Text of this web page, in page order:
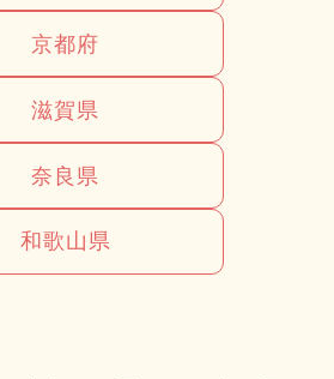
京都府
滋賀県
奈良県
和歌山県